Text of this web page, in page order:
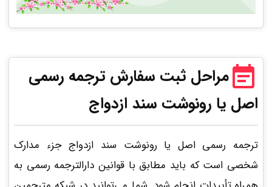
مراحل ثبت سفارش ترجمه رسمی
اصل یا رونوشت سند ازدواج
ترجمه رسمی اصل یا رونوشت سند ازدواج جزء مدارک
شخصی است که باید مطابق با قوانین دارالترجمه رسمی به